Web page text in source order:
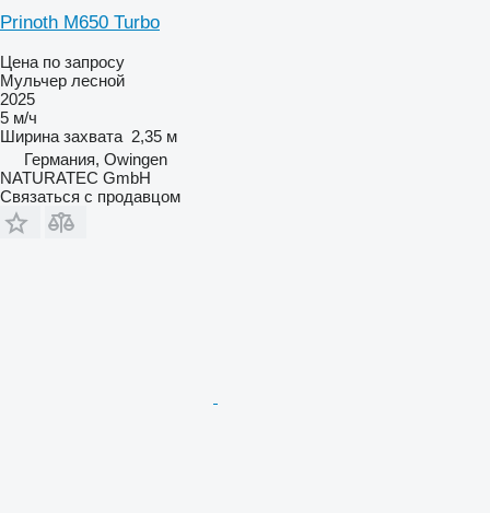
Prinoth M650 Turbo
Цена по запросу
Мульчер лесной
2025
5 м/ч
Ширина захвата 2,35 м
Германия, Owingen
NATURATEC GmbH
Связаться с продавцом